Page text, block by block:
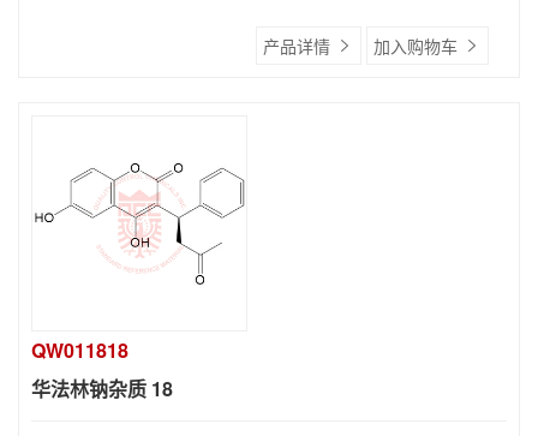
产品详情 加入购物车
QW011818
华法林钠杂质 18